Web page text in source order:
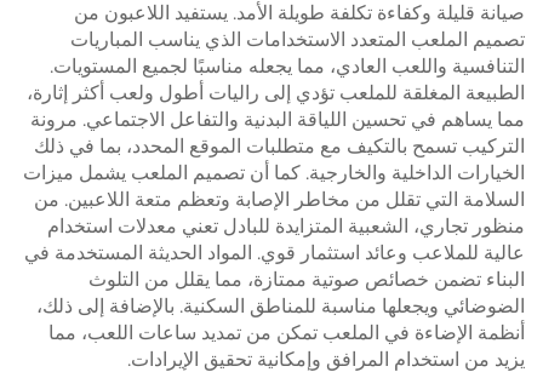
صيانة قليلة وكفاءة تكلفة طويلة الأمد. يستفيد اللاعبون من
تصميم الملعب المتعدد الاستخدامات الذي يناسب المباريات
التنافسية واللعب العادي، مما يجعله مناسبًا لجميع المستويات.
الطبيعة المغلقة للملعب تؤدي إلى راليات أطول ولعب أكثر إثارة،
مما يساهم في تحسين اللياقة البدنية والتفاعل الاجتماعي. مرونة
التركيب تسمح بالتكيف مع متطلبات الموقع المحدد، بما في ذلك
الخيارات الداخلية والخارجية. كما أن تصميم الملعب يشمل ميزات
السلامة التي تقلل من مخاطر الإصابة وتعظم متعة اللاعبين. من
منظور تجاري، الشعبية المتزايدة للبادل تعني معدلات استخدام
عالية للملاعب وعائد استثمار قوي. المواد الحديثة المستخدمة في
البناء تضمن خصائص صوتية ممتازة، مما يقلل من التلوث
الضوضائي ويجعلها مناسبة للمناطق السكنية. بالإضافة إلى ذلك،
أنظمة الإضاءة في الملعب تمكن من تمديد ساعات اللعب، مما
يزيد من استخدام المرافق وإمكانية تحقيق الإيرادات.